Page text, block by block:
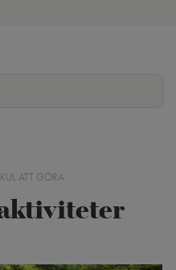
ATT GÖRA